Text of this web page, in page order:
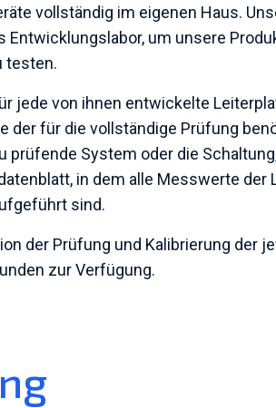
vollständig im eigenen Haus.
um unsere
testen.
jede von ihnen entwickelte
der für die vollständige Prüfung
prüfende System oder die
in dem alle Messwerte der
sind.
der Prüfung und Kalibrierung der
zur Verfügung.